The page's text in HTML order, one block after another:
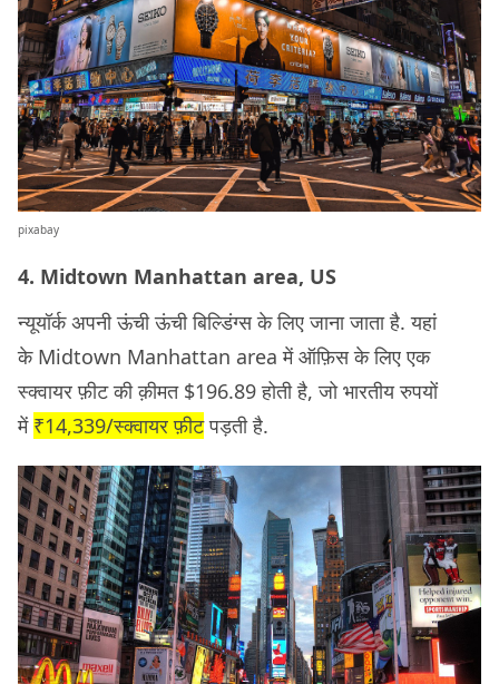
pixabay
4. Midtown Manhattan area, US
न्यूयॉर्क अपनी ऊंची ऊंची बिल्डिंग्स के लिए जाना जाता है. यहां
के Midtown Manhattan area में ऑफ़िस के लिए एक
स्क्वायर फ़ीट की क़ीमत $196.89 होती है, जो भारतीय रुपयों
में ₹14,339/स्क्वायर फ़ीटपड़ती है.